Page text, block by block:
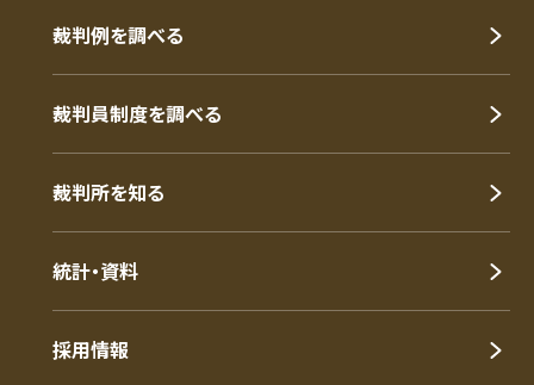
裁判例を調べる
裁判員制度を調べる
裁判所を知る
統計・資料
採用情報